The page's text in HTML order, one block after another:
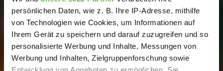
persönlichen Daten, wie z. B. Ihre IP-Adresse, mithilfe
von Technologien wie Cookies, um Informationen auf
Ihrem Gerät zu speichern und darauf zuzugreifen und so
personalisierte Werbung und Inhalte, Messungen von
Werbung und Inhalten, Zielgruppenforschung sowie